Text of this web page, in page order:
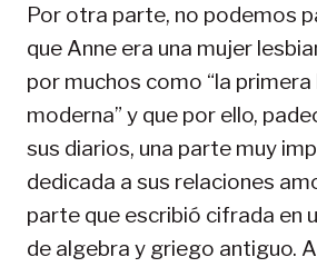
Por otra parte, no podemos
que Anne era una mujer
por muchos como “la primera
moderna” y que por ello,
sus diarios, una parte muy
dedicada a sus relaciones
parte que escribió cifrada en
de algebra y griego antiguo.